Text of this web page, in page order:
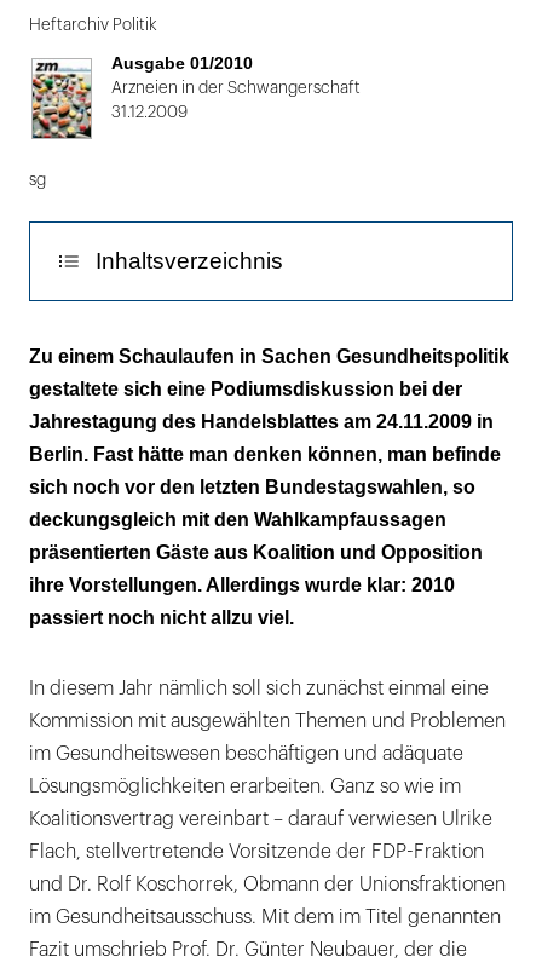
1
von
2
Heftarchiv Politik
Ausgabe 01/2010
Arzneien in der Schwangerschaft
31.12.2009
sg
Inhaltsverzeichnis
Noch keine „road map“
Weiterhin Kostenbremsen
Vorwurf der Klientelpolitik
Zu einem Schaulaufen in Sachen Gesundheitspolitik
gestaltete sich eine Podiumsdiskussion bei der
Jahrestagung des Handelsblattes am 24.11.2009 in
Berlin. Fast hätte man denken können, man befinde
sich noch vor den letzten Bundestagswahlen, so
deckungsgleich mit den Wahlkampfaussagen
präsentierten Gäste aus Koalition und Opposition
ihre Vorstellungen. Allerdings wurde klar: 2010
passiert noch nicht allzu viel.
In diesem Jahr nämlich soll sich zunächst einmal eine
Kommission mit ausgewählten Themen und Problemen
im Gesundheitswesen beschäftigen und adäquate
Lösungsmöglichkeiten erarbeiten. Ganz so wie im
Koalitionsvertrag vereinbart – darauf verwiesen Ulrike
Flach, stellvertretende Vorsitzende der FDP-Fraktion
und Dr. Rolf Koschorrek, Obmann der Unionsfraktionen
im Gesundheitsausschuss. Mit dem im Titel genannten
Fazit umschrieb Prof. Dr. Günter Neubauer, der die